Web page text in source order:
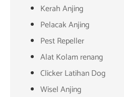
Kerah Anjing
Pelacak Anjing
Pest Repeller
Alat Kolam renang
Clicker Latihan Dog
Wisel Anjing